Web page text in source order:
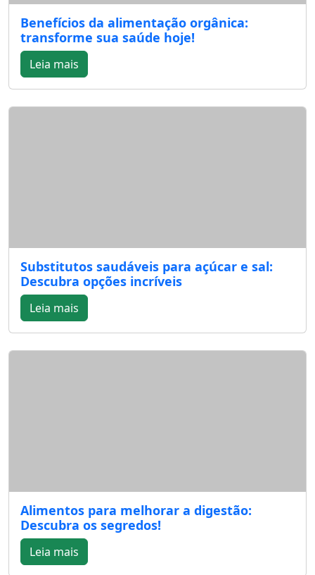
Benefícios da alimentação orgânica:
transforme sua saúde hoje!
Leia mais
Substitutos saudáveis para açúcar e sal:
Descubra opções incríveis
Leia mais
Alimentos para melhorar a digestão:
Descubra os segredos!
Leia mais